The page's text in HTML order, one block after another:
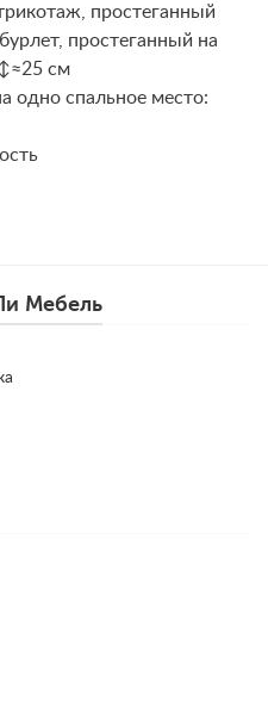
простеганный
простеганный на
см
одно спальное место:
Мебель